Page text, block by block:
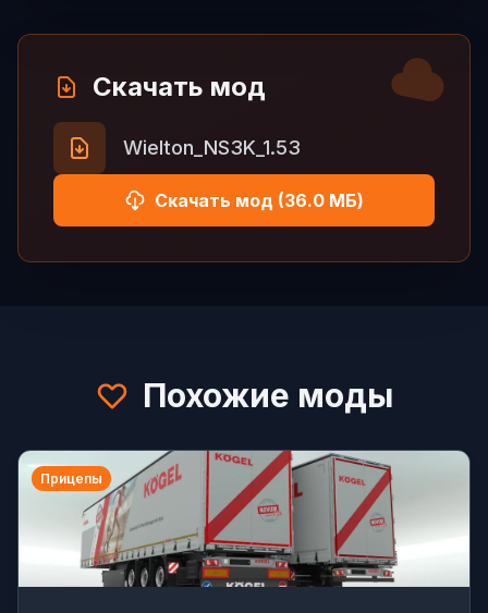
Скачать мод
Wielton_NS3K_1.53
Скачать мод (36.0 МБ)
Похожие моды
Прицепы